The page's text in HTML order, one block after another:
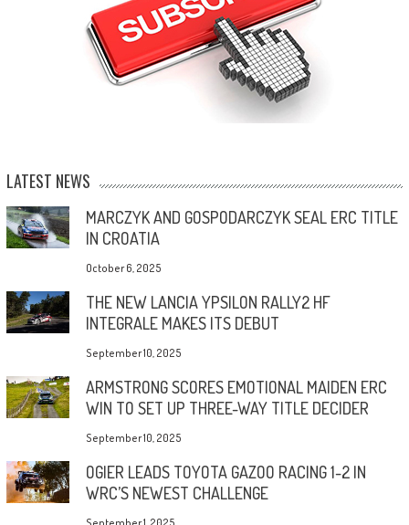
LATEST NEWS
MARCZYK AND GOSPODARCZYK SEAL ERC TITLE
IN CROATIA
October 6, 2025
THE NEW LANCIA YPSILON RALLY2 HF
INTEGRALE MAKES ITS DEBUT
September 10, 2025
ARMSTRONG SCORES EMOTIONAL MAIDEN ERC
WIN TO SET UP THREE-WAY TITLE DECIDER
September 10, 2025
OGIER LEADS TOYOTA GAZOO RACING 1-2 IN
WRC’S NEWEST CHALLENGE